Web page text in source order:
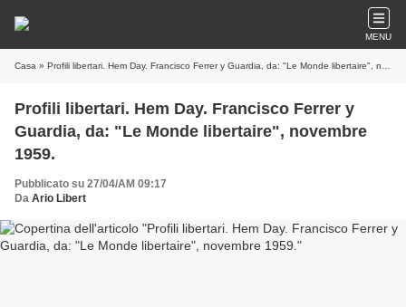
MENU
Casa » Profili libertari. Hem Day. Francisco Ferrer y Guardia, da: "Le Monde libertaire", novembre 1959.
Profili libertari. Hem Day. Francisco Ferrer y
Guardia, da: "Le Monde libertaire", novembre
1959.
Pubblicato su 27/04/AM 09:17
Da Ario Libert